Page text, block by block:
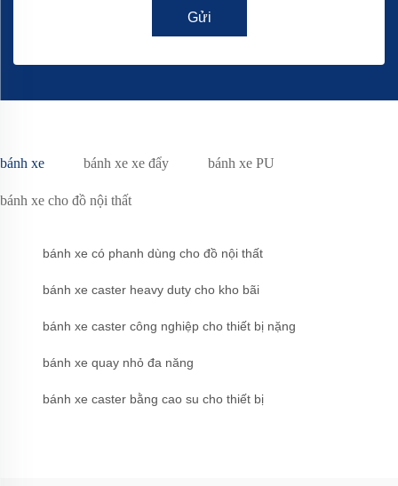
Gửi
bánh xe bánh xe xe đẩy bánh xe PU
bánh xe cho đồ nội thất
bánh xe có phanh dùng cho đồ nội thất
bánh xe caster heavy duty cho kho bãi
bánh xe caster công nghiệp cho thiết bị nặng
bánh xe quay nhỏ đa năng
bánh xe caster bằng cao su cho thiết bị